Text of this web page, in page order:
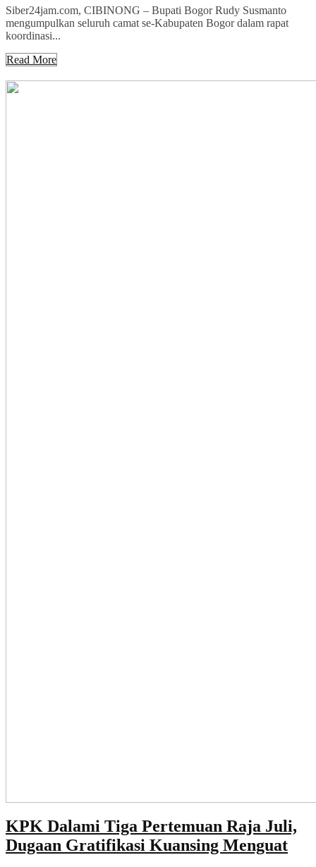
Siber24jam.com, CIBINONG – Bupati Bogor Rudy Susmanto
mengumpulkan seluruh camat se-Kabupaten Bogor dalam rapat
koordinasi...
Read More
KPK Dalami Tiga Pertemuan Raja Juli,
Dugaan Gratifikasi Kuansing Menguat